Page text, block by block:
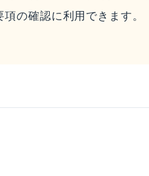
の確認に利用できます。